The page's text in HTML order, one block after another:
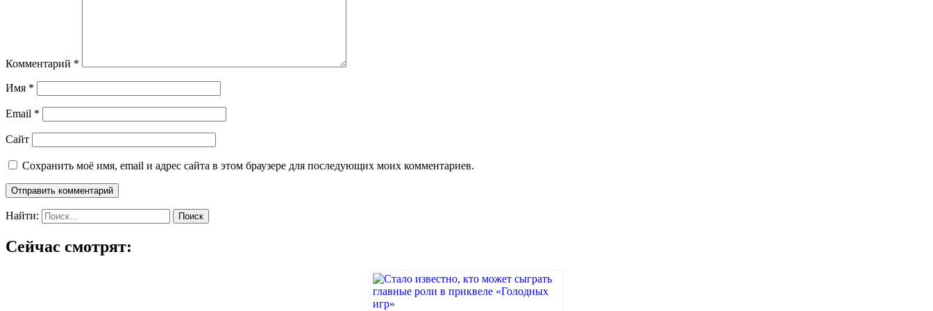
Комментарий *
Имя *
Email *
Сайт
Сохранить моё имя, email и адрес сайта в этом браузере для последующих моих комментариев.
Найти:
Сейчас смотрят: